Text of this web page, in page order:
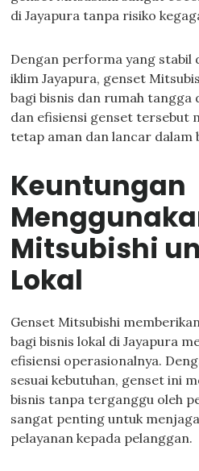
di Jayapura tanpa risiko
Dengan performa yang stabil
iklim Jayapura, genset
bagi bisnis dan rumah tangga
dan efisiensi genset tersebut
tetap aman dan lancar dalam
Keuntungan
Mitsubishi
Lokal
Genset Mitsubishi
bagi bisnis lokal di Jayapura
efisiensi operasionalnya.
sesuai kebutuhan, genset ini
bisnis tanpa terganggu oleh
sangat penting untuk
pelayanan kepada pelanggan.